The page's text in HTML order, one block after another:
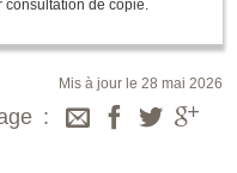
consultation de copie.
Mis à jour le 28 mai 2026